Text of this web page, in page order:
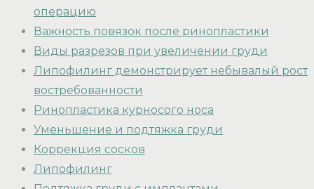
операцию
Важность повязок после ринопластики
Виды разрезов при увеличении груди
Липофилинг демонстрирует небывалый рост
востребованности
Ринопластика курносого носа
Уменьшение и подтяжка груди
Коррекция сосков
Липофилинг